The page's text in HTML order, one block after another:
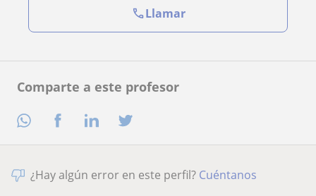
Comparte a este profesor
Llamar
¿Hay algún error en este perfil? Cuéntanos